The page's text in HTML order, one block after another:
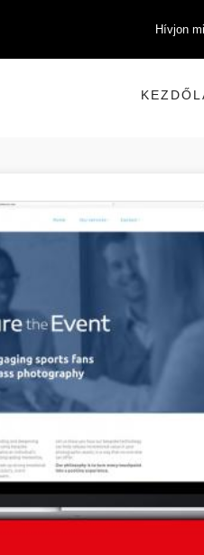
Hívjon